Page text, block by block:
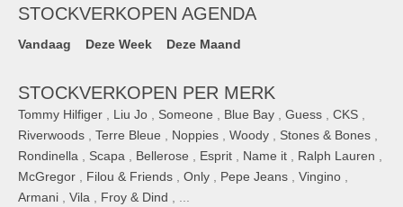
STOCKVERKOPEN AGENDA
Vandaag Deze Week Deze Maand
STOCKVERKOPEN PER MERK
Tommy Hilfiger Liu Jo Someone Blue Bay Guess CKS
Riverwoods
Terre Bleue Noppies Woody Stones & Bones
Rondinella
Scapa Bellerose Esprit Name it Ralph Lauren
McGregor
Filou & Friends Only Pepe Jeans Vingino
Armani
Vila Froy & Dind